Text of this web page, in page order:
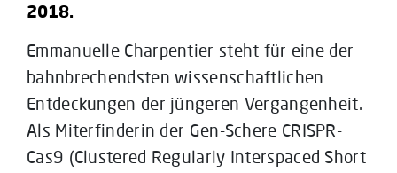
2018.
Emmanuelle Charpentier steht für eine der
bahnbrechendsten wissenschaftlichen
Entdeckungen der jüngeren Vergangenheit.
Als Miterfinderin der Gen-Schere CRISPR-
Cas9 (Clustered Regularly Interspaced Short